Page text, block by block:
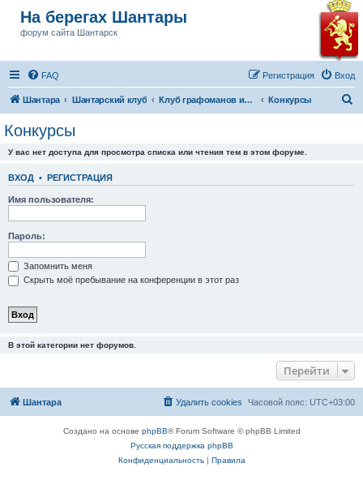
На берегах Шантары
форум сайта Шантарск
FAQ Вход
Регистрация
Шантара Шантарский клуб Клуб графоманов им Бушкова Конкурсы
Конкурсы
У вас нет доступа для просмотра списка или чтения тем в этом форуме.
ВХОД • РЕГИСТРАЦИЯ
Имя пользователя:
Пароль:
Запомнить меня
Скрыть моё пребывание на конференции в этот раз
В этой категории нет форумов.
Перейти
Шантара Часовой пояс: UTC+03:00
Удалить cookies
Создано на основе phpBB® Forum Software © phpBB Limited
Русская поддержка phpBB
Конфиденциальность| Правила